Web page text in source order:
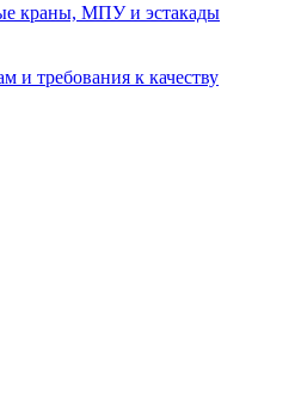
краны, МПУ и эстакады
и требования к качеству